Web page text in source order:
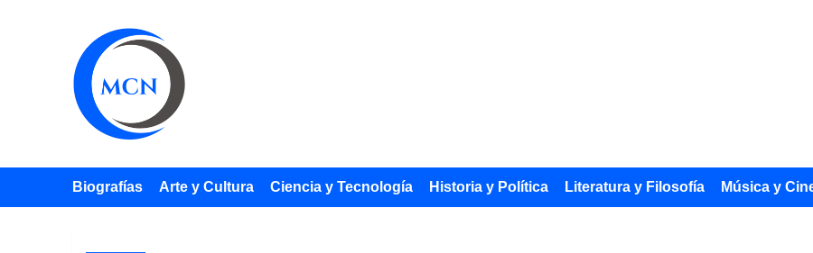
Biografías Arte y Cultura Ciencia y Tecnología Historia y Política Literatura y Filosofía Música y